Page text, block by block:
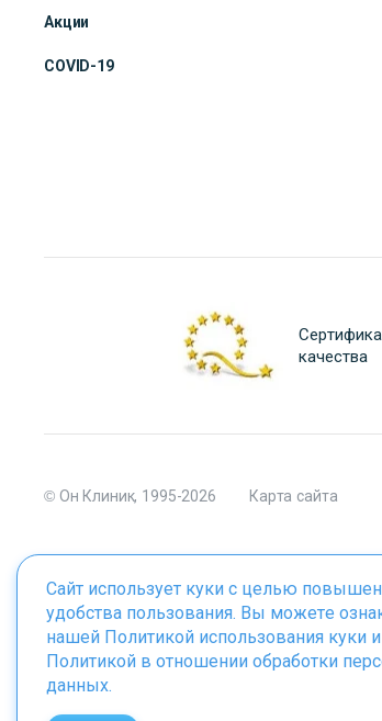
Акции
COVID-19
качества
© Он Клиник, 1995-2026 Карта сайта
Материалы сайта являются собственностью
Сайт использует куки с целью
удобства пользования. Вы можете
нашей Политикой использования куки и
Политикой в отношении обработки
данных.